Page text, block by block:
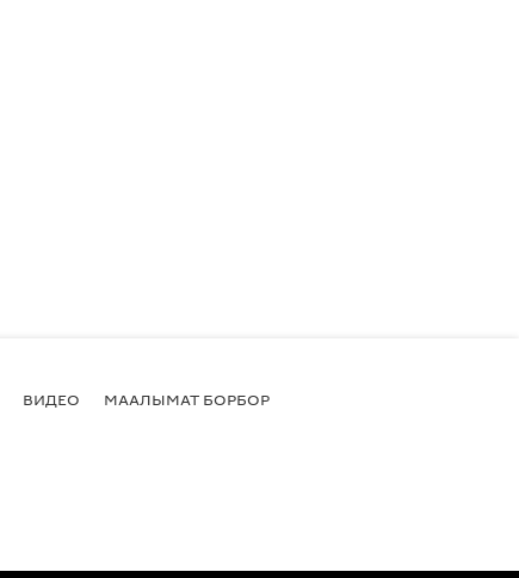
ВИДЕО МААЛЫМАТ БОРБОР